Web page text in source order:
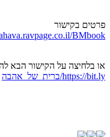
פרטים בקישור
BMbook
או בלחיצה על הקישור הבא
https://bit.ly/ברית_של_אהבה